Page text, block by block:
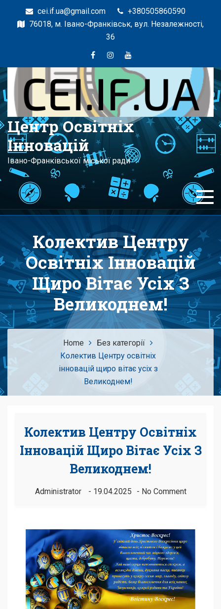
cei.if.ua@gmail.com
+380505860590
76018, м. Івано-Франківськ, вул. Незалежності,
36
Центр Освітніх
Інновацій
Івано-Франківської міської ради
Колектив Центру
Освітніх Інновацій
Щиро Вітає Усіх З
Великоднем!
Home
Без категорії
Колектив Центру освітніх
інновацій щиро вітає усіх з
Великоднем!
Колектив Центру Освітніх
Інновацій Щиро Вітає Усіх З
Великоднем!
Administrator 19.04.2025 No Comment